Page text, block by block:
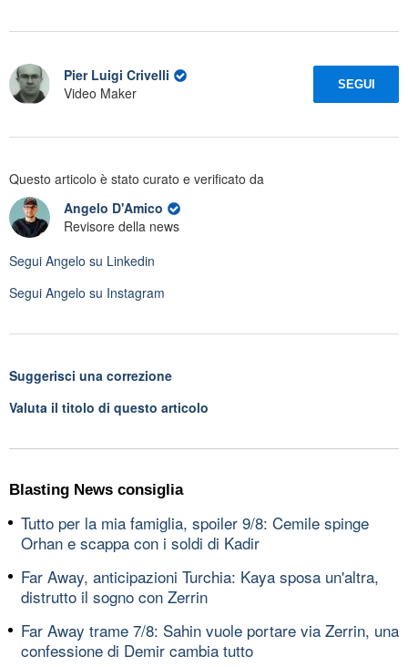
Pier Luigi Crivelli
Video Maker
SEGUI
Questo articolo è stato curato e verificato da
Angelo D'Amico
Revisore della news
Segui Angelo su Linkedin
Segui Angelo su Instagram
Suggerisci una correzione
Valuta il titolo di questo articolo
Blasting News consiglia
Tutto per la mia famiglia, spoiler 9/8: Cemile spinge
Orhan e scappa con i soldi di Kadir
Far Away, anticipazioni Turchia: Kaya sposa un'altra,
distrutto il sogno con Zerrin
Far Away trame 7/8: Sahin vuole portare via Zerrin, una
confessione di Demir cambia tutto